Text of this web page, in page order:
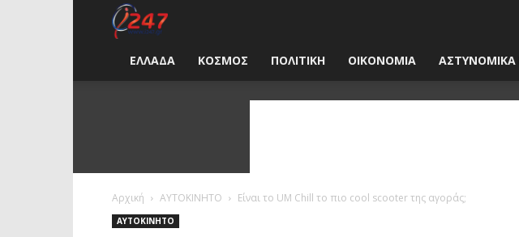
i247
News
ΕΛΛΑΔΑ ΚΟΣΜΟΣ ΠΟΛΙΤΙΚΗ ΟΙΚΟΝΟΜΙΑ ΑΣΤΥΝΟΜΙΚΑ
Αρχική ΑΥΤΟΚΙΝΗΤΟ Είναι το UM Chill το πιο cool scooter της αγοράς;
ΑΥΤΟΚΙΝΗΤΟ